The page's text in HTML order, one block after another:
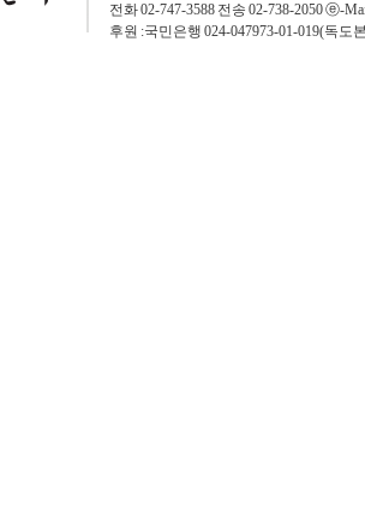
전화 02-747-3588 전송 02-738-2050 ⓔ-
후원 :국민은행 024-047973-01-019(독도